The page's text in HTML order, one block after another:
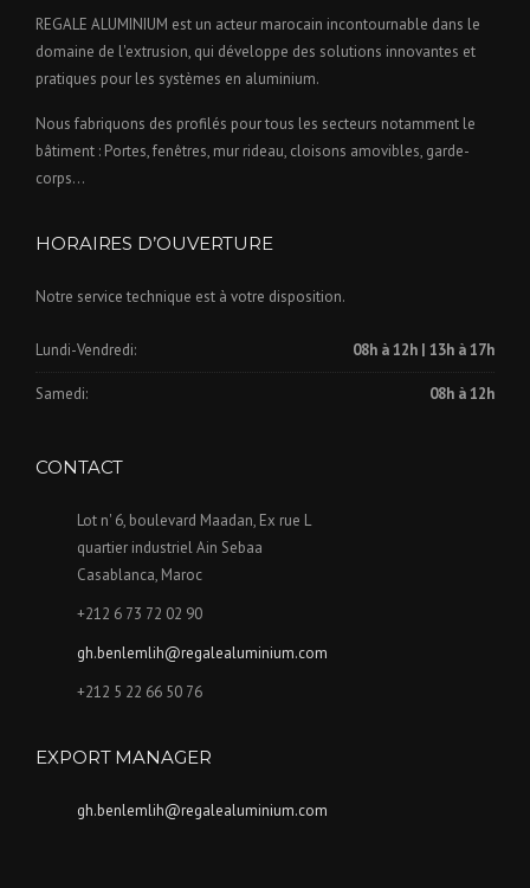
REGALE ALUMINIUM est un acteur marocain incontournable dans le
domaine de l'extrusion, qui développe des solutions innovantes et
pratiques pour les systèmes en aluminium.
Nous fabriquons des profilés pour tous les secteurs notamment le
bâtiment : Portes, fenêtres, mur rideau, cloisons amovibles, garde-
corps…
HORAIRES D’OUVERTURE
Notre service technique est à votre disposition.
Lundi-Vendredi: 08h à 12h | 13h à 17h
Samedi: 08h à 12h
CONTACT
Lot n' 6, boulevard Maadan, Ex rue L
quartier industriel Ain Sebaa
Casablanca, Maroc
+212 6 73 72 02 90
gh.benlemlih@regalealuminium.com
+212 5 22 66 50 76
EXPORT MANAGER
gh.benlemlih@regalealuminium.com